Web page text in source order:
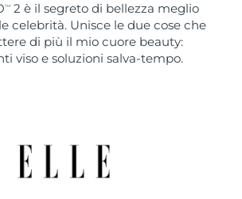
TM
2 è il segreto di bellezza meglio
celebrità. Unisce le due cose che
di più il mio cuore beauty:
viso e soluzioni salva-tempo.